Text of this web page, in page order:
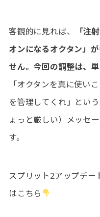
客観的に見れば、
「注
オンになるオクタン」
せん。今回の調整は、
「オクタンを真に使い
を管理してくれ」とい
ょっと厳しい）メッセ
す。
スプリット2アップデ
はこちら